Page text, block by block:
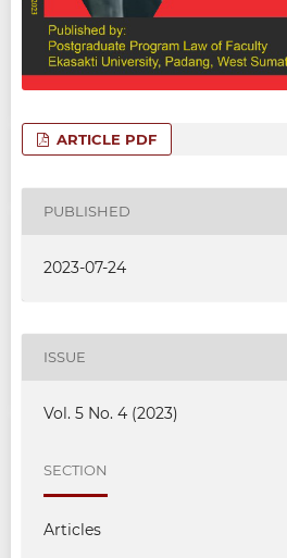
ARTICLE PDF
PUBLISHED
2023-07-24
ISSUE
Vol. 5 No. 4 (2023)
SECTION
Articles